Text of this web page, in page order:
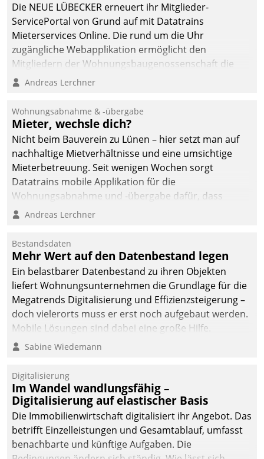
Die NEUE LÜBECKER erneuert ihr Mitglieder-
ServicePortal von Grund auf mit Datatrains
Mieterservices Online. Die rund um die Uhr
zugängliche Webapplikation ermöglicht den
Mitgliedern der Wohnungs­bau­genossenschaft die
Kontaktaufnahme per Smartphone, Tablet oder PC.
Andreas Lerchner
Wohnungsabnahme & -übergabe
Mieter, wechsle dich?
Nicht beim Bauverein zu Lünen – hier setzt man auf
nachhaltige Mietverhältnisse und eine umsichtige
Mieterbetreuung. Seit wenigen Wochen sorgt
Datatrains mobile Applikation für die
Wohnungsabnahme und -übergabe dafür, dass
Mieter wohlgeordnet kommen und, so es sein muss,
Andreas Lerchner
Bestandsdaten
Mehr Wert auf den Datenbestand legen
Ein belastbarer Datenbestand zu ihren Objekten
liefert Wohnungsunternehmen die Grundlage für die
Megatrends Digitalisierung und Effizienzsteigerung –
doch vielerorts muss er erst noch aufgebaut werden.
Mobile Lösungen sind dabei eine große Hilfe.
Sabine Wiedemann
Digitalisierung
Im Wandel wandlungsfähig –
Digitalisierung auf elastischer Basis
Die Immobilienwirtschaft digitalisiert ihr Angebot. Das
betrifft Einzelleistungen und Gesamtablauf, umfasst
benachbarte und künftige Aufgaben. Die